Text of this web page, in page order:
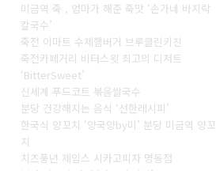
미금역 죽 , 엄마가 해준 죽맛 ‘손가네 바지락
칼국수’
죽전 이마트 수제햄버거 브루클린키친
죽전카페거리 비터스윗 최고의 디저트
‘BitterSweet’
신세계 푸드코트 볶음쌀국수
분당 건강해지는 음식 ‘선한레시피’
한국식 양꼬치 ‘양국양by미’ 분당 미금역 양꼬
치
치즈풍년 제임스 시카고피자 명동점